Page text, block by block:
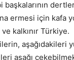
başkalarının
ermesi için kafa
kalkınır Türkiye.
aşağıdakileri
aşağı